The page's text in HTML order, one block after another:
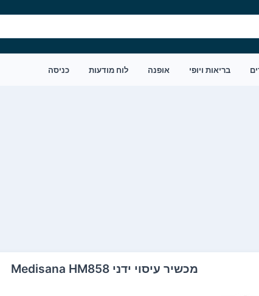
בריאות ויופי אופנה לוח מודעות כניסה
‏מכשיר עיסוי ידני Medisana HM858